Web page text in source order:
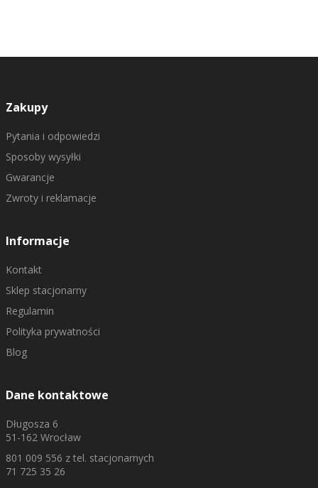
Zakupy
Pytania i odpowiedzi
Sposoby wysyłki
Gwarancje
Zwroty i reklamacje
Informacje
Kontakt
Sklep stacjonarny
Regulamin
Polityka prywatności
Blog
Dane kontaktowe
Długosza 6
51-162 Wrocław
801 009 556 z tel. stacjonarnych
71 725 35 26